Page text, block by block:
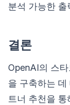
분석 가능한 출
결론
OpenAI의 스
을 구축하는
트너 추천을